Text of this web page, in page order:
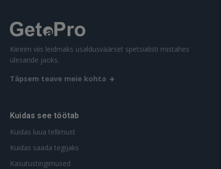
Kiireim viis leidmaks usaldusväärset spetsialisti mistahes
ülesande jaoks.
Täpsem teave meie kohta
Kuidas see töötab
Kuidas luua tellimust
Kuidas saada tegijaks
Kasutustingimused